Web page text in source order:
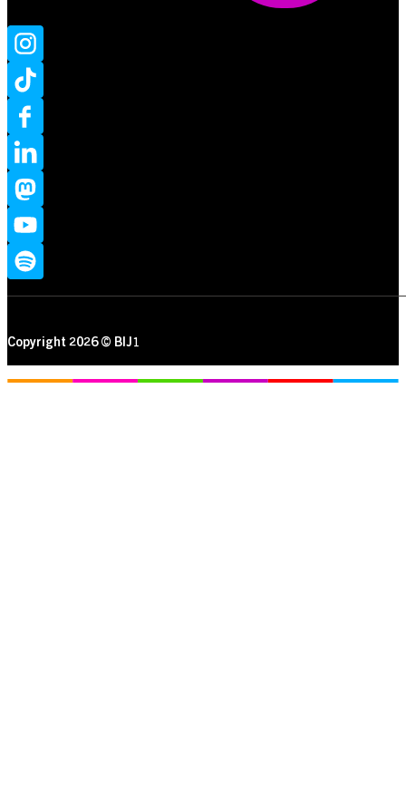
Copyright 2026 © BIJ1